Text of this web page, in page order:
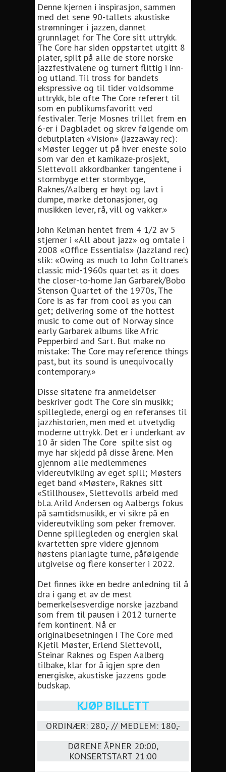
Denne kjernen i inspirasjon, sammen
med det sene 90-tallets akustiske
strømninger i jazzen, dannet
grunnlaget for The Core sitt uttrykk.
The Core har siden oppstartet utgitt 8
plater, spilt på alle de store norske
jazzfestivalene og turnert flittig i inn-
og utland. Til tross for bandets
ekspressive og til tider voldsomme
uttrykk, ble ofte The Core referert til
som en publikumsfavoritt ved
festivaler. Terje Mosnes trillet frem en
6-er i Dagbladet og skrev følgende om
debutplaten «Vision» (Jazzaway rec):
«Møster legger ut på hver eneste solo
som var den et kamikaze-prosjekt,
Slettevoll akkordbanker tangentene i
stormbyge etter stormbyge,
Raknes/Aalberg er høyt og lavt i
dumpe, mørke detonasjoner, og
musikken lever, rå, vill og vakker.»
John Kelman hentet frem 4 1/2 av 5
stjerner i «All about jazz» og omtale i
2008 «Office Essentials» (Jazzland rec)
slik: «Owing as much to John Coltrane’s
classic mid-1960s quartet as it does
the closer-to-home Jan Garbarek/Bobo
Stenson Quartet of the 1970s, The
Core is as far from cool as you can
get; delivering some of the hottest
music to come out of Norway since
early Garbarek albums like Afric
Pepperbird and Sart. But make no
mistake: The Core may reference things
past, but its sound is unequivocally
contemporary.»
Disse sitatene fra anmeldelser
beskriver godt The Core sin musikk;
spilleglede, energi og en referanses til
jazzhistorien, men med et utvetydig
moderne uttrykk. Det er i underkant av
10 år siden The Core spilte sist og
mye har skjedd på disse årene. Men
gjennom alle medlemmenes
videreutvikling av eget spill; Møsters
eget band «Møster», Raknes sitt
«Stillhouse», Slettevolls arbeid med
bl.a. Arild Andersen og Aalbergs fokus
på samtidsmusikk, er vi sikre på en
videreutvikling som peker fremover.
Denne spillegleden og energien skal
kvartetten spre videre gjennom
høstens planlagte turne, påfølgende
utgivelse og flere konserter i 2022.
Det finnes ikke en bedre anledning til å
dra i gang et av de mest
bemerkelsesverdige norske jazzband
som frem til pausen i 2012 turnerte
fem kontinent. Nå er
originalbesetningen i The Core med
Kjetil Møster, Erlend Slettevoll,
Steinar Raknes og Espen Aalberg
tilbake, klar for å igjen spre den
energiske, akustiske jazzens gode
budskap.
KJØP BILLETT
ORDINÆR: 280,- // MEDLEM: 180,-
DØRENE ÅPNER 20:00,
KONSERTSTART 21:00